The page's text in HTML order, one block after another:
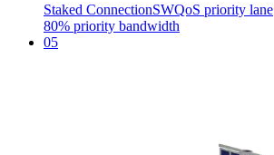
Staked ConnectionSWQoS priority lane
80% priority bandwidth
05